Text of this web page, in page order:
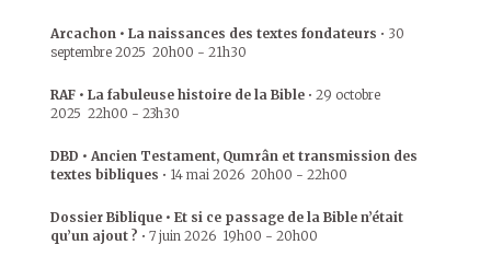
Arcachon • La naissances des textes fondateurs • 30
septembre 2025 20h00 - 21h30
RAF • La fabuleuse histoire de la Bible • 29 octobre
2025 22h00 - 23h30
DBD • Ancien Testament, Qumrân et transmission des
textes bibliques • 14 mai 2026 20h00 - 22h00
Dossier Biblique • Et si ce passage de la Bible n’était
qu’un ajout ? • 7 juin 2026 19h00 - 20h00